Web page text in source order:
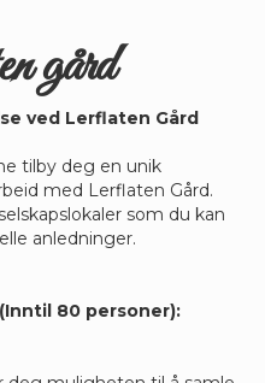
gård
ved Lerflaten Gård
tilby deg en unik
med Lerflaten Gård.
som du kan
anledninger.
80 personer):